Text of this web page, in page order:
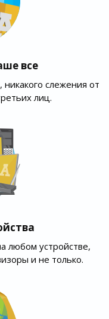
все
слежения от
лиц.
любом устройстве,
и не только.